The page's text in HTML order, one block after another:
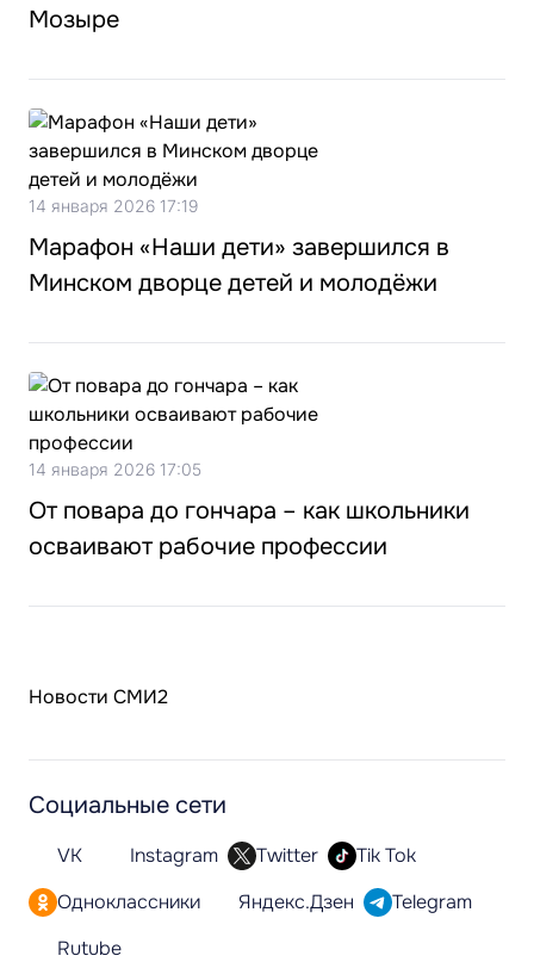
Мозыре
14 января 2026 17:19
Марафон «Наши дети» завершился в
Минском дворце детей и молодёжи
14 января 2026 17:05
От повара до гончара – как школьники
осваивают рабочие профессии
Новости СМИ2
Социальные сети
VK Instagram Twitter
Tik Tok
Одноклассники
Яндекс.Дзен
Telegram
Rutube